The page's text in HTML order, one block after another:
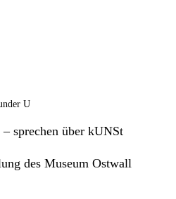
U
sprechen über kUNSt
des Museum Ostwall